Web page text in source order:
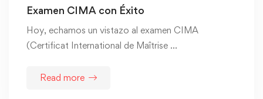
Examen CIMA con Éxito
Hoy, echamos un vistazo al examen CIMA
(Certificat International de Maîtrise …
Read more